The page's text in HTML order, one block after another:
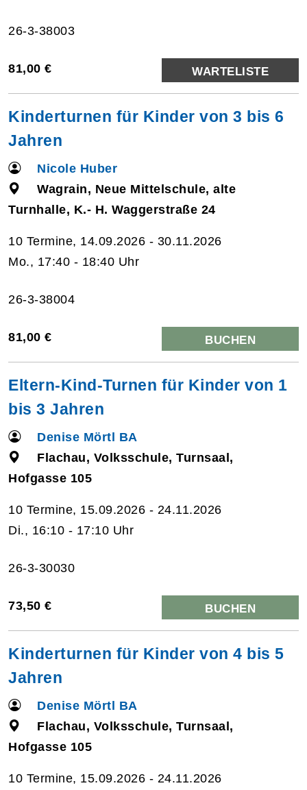
26-3-38003
81,00 € WARTELISTE
Kinderturnen für Kinder von 3 bis 6
Jahren
Nicole Huber
Wagrain, Neue Mittelschule, alte
Turnhalle, K.- H. Waggerstraße 24
10 Termine, 14.09.2026 - 30.11.2026
Mo., 17:40 - 18:40 Uhr
26-3-38004
81,00 € BUCHEN
Eltern-Kind-Turnen für Kinder von 1
bis 3 Jahren
Denise Mörtl BA
Flachau, Volksschule, Turnsaal,
Hofgasse 105
10 Termine, 15.09.2026 - 24.11.2026
Di., 16:10 - 17:10 Uhr
26-3-30030
73,50 € BUCHEN
Kinderturnen für Kinder von 4 bis 5
Jahren
Denise Mörtl BA
Flachau, Volksschule, Turnsaal,
Hofgasse 105
10 Termine, 15.09.2026 - 24.11.2026